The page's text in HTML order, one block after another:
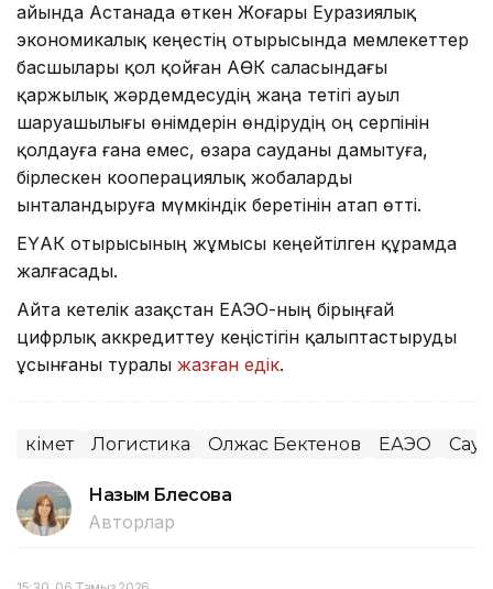
айында Астанада өткен Жоғары Еуразиялық
экономикалық кеңестің отырысында мемлекеттер
басшылары қол қойған АӨК саласындағы
қаржылық жәрдемдесудің жаңа тетігі ауыл
шаруашылығы өнімдерін өндірудің оң серпінін
қолдауға ғана емес, өзара сауданы дамытуға,
бірлескен кооперациялық жобаларды
ынталандыруға мүмкіндік беретінін атап өтті.
ЕҮАК отырысының жұмысы кеңейтілген құрамда
жалғасады.
Айта кетелік Қазақстан ЕАЭО-ның бірыңғай
цифрлық аккредиттеу кеңістігін қалыптастыруды
ұсынғаны туралы жазған едік.
Үкімет Логистика Олжас Бектенов ЕАЭО
Назым Бөлесова
Авторлар